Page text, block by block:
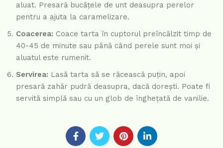
aluat. Presară bucățele de unt deasupra perelor
pentru a ajuta la caramelizare.
Coacerea: Coace tarta în cuptorul preîncălzit timp de
40-45 de minute sau până când perele sunt moi și
aluatul este rumenit.
Servirea: Lasă tarta să se răcească puțin, apoi
presară zahăr pudră deasupra, dacă dorești. Poate fi
servită simplă sau cu un glob de înghețată de vanilie.